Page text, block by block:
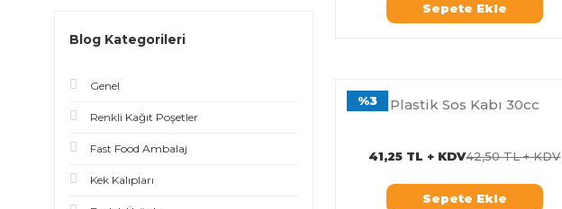
Blog Kategorileri
Genel
Renkli Kağıt Poşetler
Fast Food Ambalaj
Kek Kalıpları
Sepete Ekle
%3 Plastik Sos Kabı 30cc
41,25 TL + KDV42,50 TL + KDV
Sepete Ekle